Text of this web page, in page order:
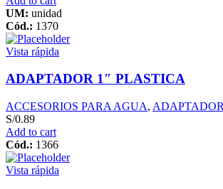
UM: unidad
Cód.: 1370
Vista rápida
ADAPTADOR 1″ PLASTICA
ACCESORIOS PARA AGUA,
S/0.89
Add to cart
Cód.: 1366
Vista rápida